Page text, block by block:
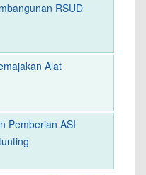
RSUD
Alat
Pemberian ASI